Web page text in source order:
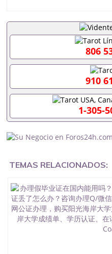
凭办理英国文凭办理加拿
速办理材料： 1、毕业证
+教育部认证,录取通知书
备证明材料，给父母及亲
2、雅思、托福，OFFER
相关材料（申请学校、转
用到）。 注：上述材料
证成绩单，学校，专业，
客户要求安排。 国内找工
551190476假的毕业证成
551190476要定居国外需
国企/事业单位需要些什么
办学历认证吗,您是否因为
外551190476您是否因没
教育部认证在校挂科了不
怎么办551190476找工作
科/研究生文凭
551190476网上买文凭可
国外文凭551190476国外
806
910
1-305-
TEMAS RELACIONADOS: